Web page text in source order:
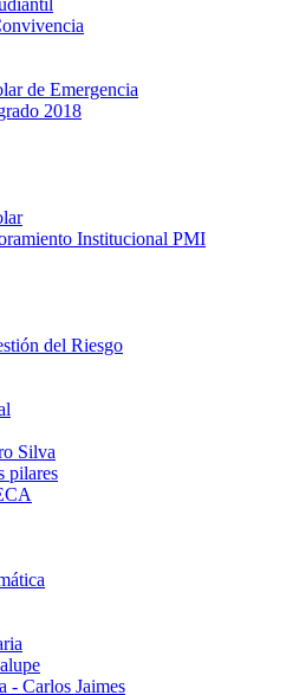
de Emergencia
2018
Institucional PMI
del Riesgo
Silva
pilares
- Carlos Jaimes